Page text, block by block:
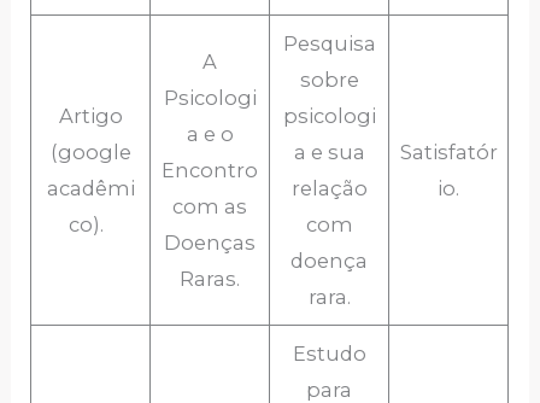
Artigo
(google
acadêmi
co).
A
Psicologi
a e o
Encontro
com as
Doenças
Raras.
Pesquisa
sobre
psicologi
a e sua
relação
com
doença
rara.
Satisfatór
io.
Estudo
para